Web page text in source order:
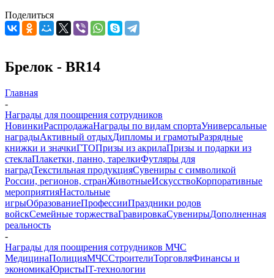
Поделиться
Брелок - BR14
Главная
-
Награды для поощрения сотрудников
НовинкиРаспродажаНаграды по видам спортаУниверсальные
наградыАктивный отдыхДипломы и грамотыРазрядные
книжки и значкиГТОПризы из акрилаПризы и подарки из
стеклаПлакетки, панно, тарелкиФутляры для
наградТекстильная продукцияСувениры с символикой
России, регионов, странЖивотныеИскусствоКорпоративные
мероприятияНастольные
игрыОбразованиеПрофессииПраздники родов
войскСемейные торжестваГравировкаСувенирыДополненная
реальность
-
Награды для поощрения сотрудников МЧС
МедицинаПолицияМЧССтроителиТорговляФинансы и
экономикаЮристыIT-технологии